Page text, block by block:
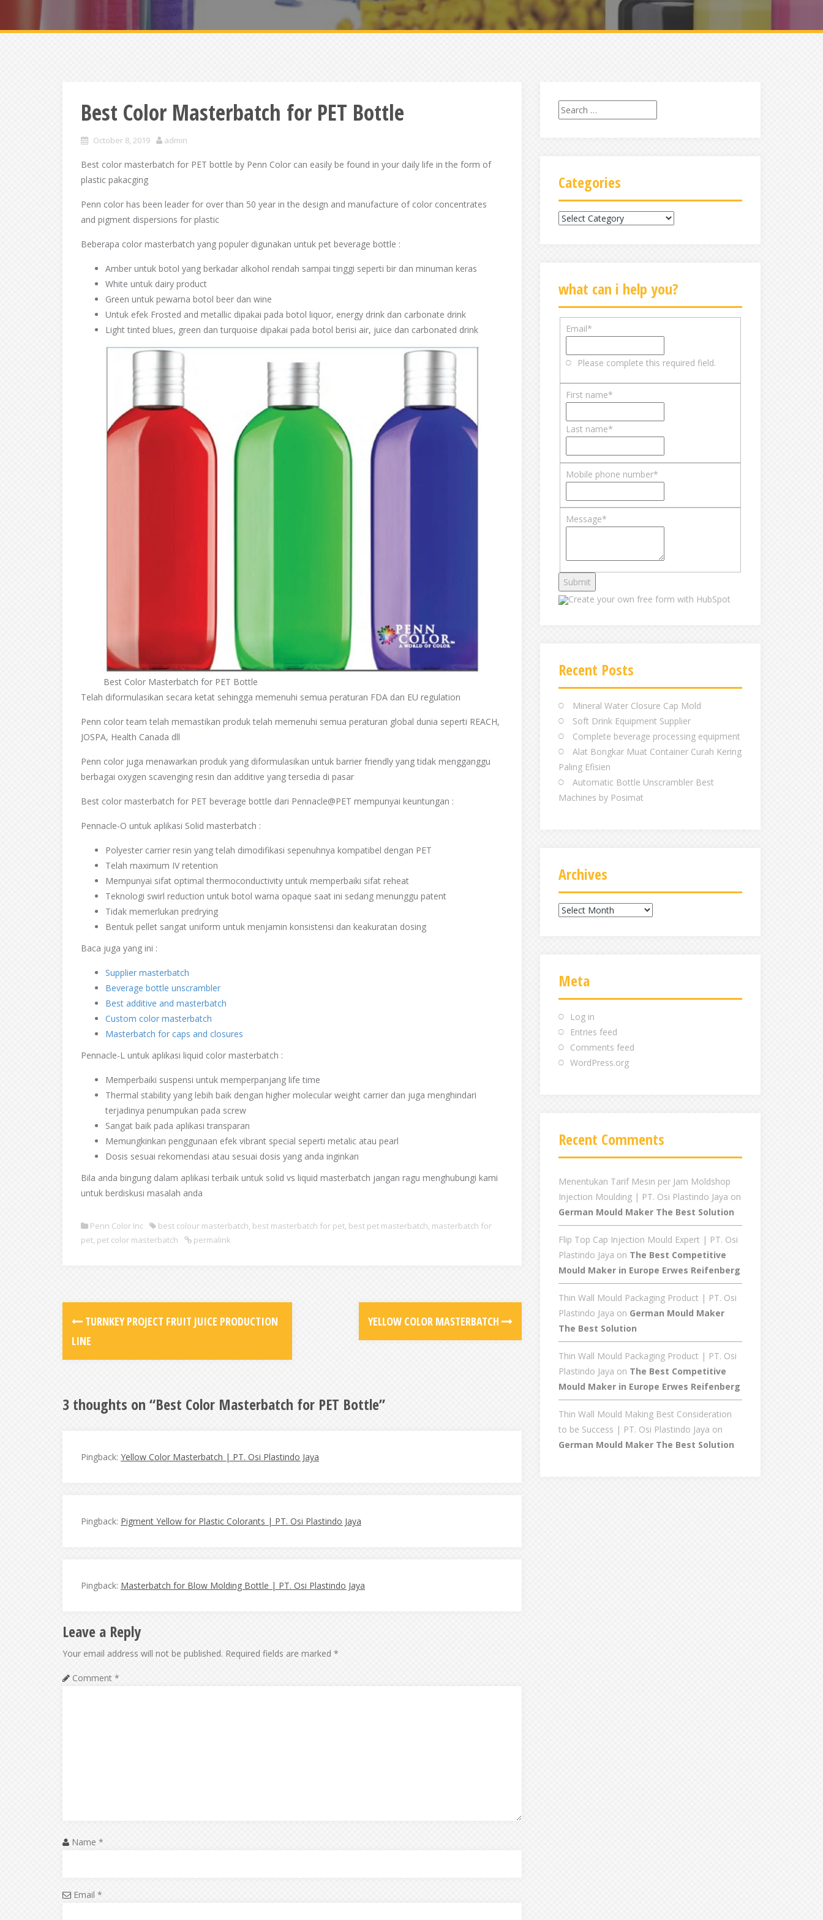
Best Color Masterbatch for PET Bottle
October 8, 2019 admin
Best color masterbatch for PET bottle by Penn Color can easily be found in your daily life in the form of
plastic pakacging
Penn color has been leader for over than 50 year in the design and manufacture of color concentrates
and pigment dispersions for plastic
Beberapa color masterbatch yang populer digunakan untuk pet beverage bottle :
Amber untuk botol yang berkadar alkohol rendah sampai tinggi seperti bir dan minuman keras
White untuk dairy product
Green untuk pewarna botol beer dan wine
Untuk efek Frosted and metallic dipakai pada botol liquor, energy drink dan carbonate drink
Light tinted blues, green dan turquoise dipakai pada botol berisi air, juice dan carbonated drink
Best Color Masterbatch for PET Bottle
Telah diformulasikan secara ketat sehingga memenuhi semua peraturan FDA dan EU regulation
Penn color team telah memastikan produk telah memenuhi semua peraturan global dunia seperti REACH,
JOSPA, Health Canada dll
Penn color juga menawarkan produk yang diformulasikan untuk barrier friendly yang tidak mengganggu
berbagai oxygen scavenging resin dan additive yang tersedia di pasar
Best color masterbatch for PET beverage bottle dari Pennacle@PET mempunyai keuntungan :
Pennacle-O untuk aplikasi Solid masterbatch :
Polyester carrier resin yang telah dimodifikasi sepenuhnya kompatibel dengan PET
Telah maximum IV retention
Mempunyai sifat optimal thermoconductivity untuk memperbaiki sifat reheat
Teknologi swirl reduction untuk botol warna opaque saat ini sedang menunggu patent
Tidak memerlukan predrying
Bentuk pellet sangat uniform untuk menjamin konsistensi dan keakuratan dosing
Baca juga yang ini :
Supplier masterbatch
Beverage bottle unscrambler
Best additive and masterbatch
Custom color masterbatch
Masterbatch for caps and closures
Pennacle-L untuk aplikasi liquid color masterbatch :
Memperbaiki suspensi untuk memperpanjang life time
Thermal stability yang lebih baik dengan higher molecular weight carrier dan juga menghindari
terjadinya penumpukan pada screw
Sangat baik pada aplikasi transparan
Memungkinkan penggunaan efek vibrant special seperti metalic atau pearl
Dosis sesuai rekomendasi atau sesuai dosis yang anda inginkan
Bila anda bingung dalam aplikasi terbaik untuk solid vs liquid masterbatch jangan ragu menghubungi kami
untuk berdiskusi masalah anda
Penn Color Inc best colour masterbatch, best masterbatch for pet, best pet masterbatch, masterbatch for
pet, pet color masterbatch permalink
TURNKEY PROJECT FRUIT JUICE PRODUCTION
LINE
YELLOW COLOR MASTERBATCH
3 thoughts on “Best Color Masterbatch for PET Bottle”
Pingback: Yellow Color Masterbatch | PT. Osi Plastindo Jaya
Pingback: Pigment Yellow for Plastic Colorants | PT. Osi Plastindo Jaya
Pingback: Masterbatch for Blow Molding Bottle | PT. Osi Plastindo Jaya
Leave a Reply
Your email address will not be published. Required fields are marked *
Comment *
Name *
Email *
Search
for:
Categories
Categories
what can i help you?
Email*
Please complete this required field.
First name*
Last name*
Mobile phone number*
Message*
Create your own free form with HubSpot
Recent Posts
Mineral Water Closure Cap Mold
Soft Drink Equipment Supplier
Complete beverage processing equipment
Alat Bongkar Muat Container Curah Kering
Paling Efisien
Automatic Bottle Unscrambler Best
Machines by Posimat
Archives
Archives
Meta
Log in
Entries feed
Comments feed
WordPress.org
Recent Comments
Menentukan Tarif Mesin per Jam Moldshop
Injection Moulding | PT. Osi Plastindo Jaya on
German Mould Maker The Best Solution
Flip Top Cap Injection Mould Expert | PT. Osi
Plastindo Jaya on The Best Competitive
Mould Maker in Europe Erwes Reifenberg
Thin Wall Mould Packaging Product | PT. Osi
Plastindo Jaya on German Mould Maker
The Best Solution
Thin Wall Mould Packaging Product | PT. Osi
Plastindo Jaya on The Best Competitive
Mould Maker in Europe Erwes Reifenberg
Thin Wall Mould Making Best Consideration
to be Success | PT. Osi Plastindo Jaya on
German Mould Maker The Best Solution